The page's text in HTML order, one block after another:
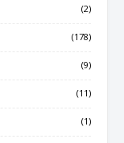
(2)
(178)
(9)
(11)
(1)